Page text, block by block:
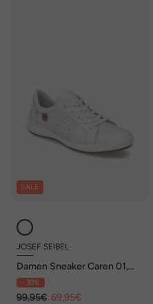
SALE
JOSEF SEIBEL
Damen Sneaker Caren 01,
weiss
- 30%
99,95€ 69,95€